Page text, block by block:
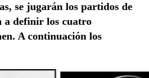
se jugarán los partidos de
a definir los cuatro
A continuación los